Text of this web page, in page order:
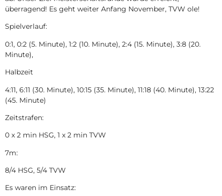
überragend! Es geht weiter Anfang November, TVW ole!
Spielverlauf:
0:1, 0:2 (5. Minute), 1:2 (10. Minute), 2:4 (15. Minute), 3:8 (20.
Minute),
Halbzeit
4:11, 6:11 (30. Minute), 10:15 (35. Minute), 11:18 (40. Minute), 13:22
(45. Minute)
Zeitstrafen:
0 x 2 min HSG, 1 x 2 min TVW
7m:
8/4 HSG, 5/4 TVW
Es waren im Einsatz: